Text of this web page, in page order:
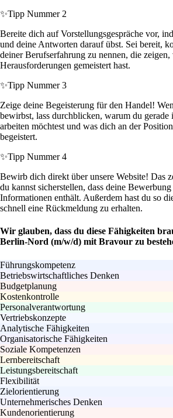
✨Tipp Nummer 2
Bereite dich auf Vorstellungsgespräche vor,
und deine Antworten darauf übst. Sei bereit,
deiner Berufserfahrung zu nennen, die zeigen,
Herausforderungen gemeistert hast.
✨Tipp Nummer 3
Zeige deine Begeisterung für den Handel!
bewirbst, lass durchblicken, warum du gerade
arbeiten möchtest und was dich an der
begeistert.
✨Tipp Nummer 4
Bewirb dich direkt über unsere Website! Das
du kannst sicherstellen, dass deine
Informationen enthält. Außerdem hast du so
schnell eine Rückmeldung zu erhalten.
Wir glauben, dass du diese Fähigkeiten
Berlin-Nord (m/w/d) mit Bravour zu
Führungskompetenz
Betriebswirtschaftliches Denken
Budgetplanung
Kostenkontrolle
Personalverantwortung
Vertriebskonzepte
Analytische Fähigkeiten
Organisatorische Fähigkeiten
Soziale Kompetenzen
Lernbereitschaft
Leistungsbereitschaft
Flexibilität
Zielorientierung
Unternehmerisches Denken
Kundenorientierung